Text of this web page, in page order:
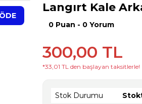
Langırt Kale
0 Puan - 0 Yorum
300,00 TL
*33,01 TL den başlayan taksitlerle!
Stok Durumu